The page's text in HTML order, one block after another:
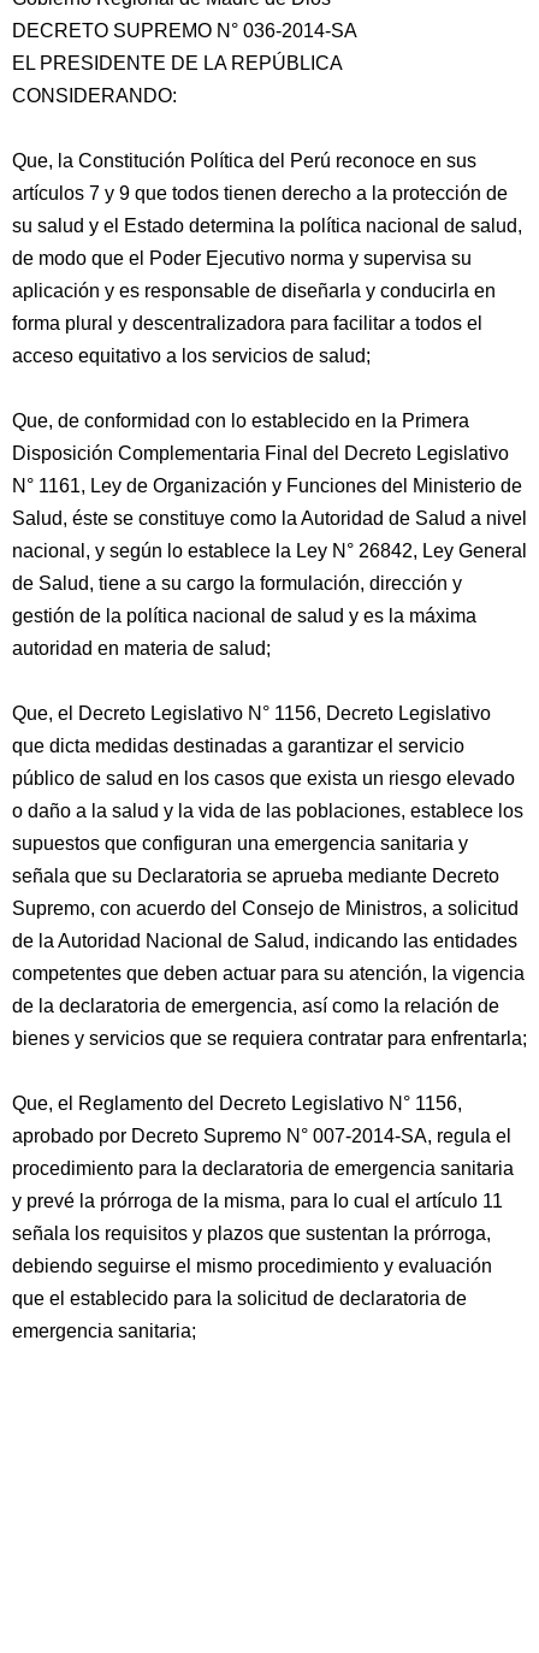
DECRETO SUPREMO N° 036-2014-SA
EL PRESIDENTE DE LA REPÚBLICA
CONSIDERANDO:
Que, la Constitución Política del Perú reconoce en sus
artículos 7 y 9 que todos tienen derecho a la protección de
su salud y el Estado determina la política nacional de salud,
de modo que el Poder Ejecutivo norma y supervisa su
aplicación y es responsable de diseñarla y conducirla en
forma plural y descentralizadora para facilitar a todos el
acceso equitativo a los servicios de salud;
Que, de conformidad con lo establecido en la Primera
Disposición Complementaria Final del Decreto Legislativo
N° 1161, Ley de Organización y Funciones del Ministerio de
Salud, éste se constituye como la Autoridad de Salud a nivel
nacional, y según lo establece la Ley N° 26842, Ley General
de Salud, tiene a su cargo la formulación, dirección y
gestión de la política nacional de salud y es la máxima
autoridad en materia de salud;
Que, el Decreto Legislativo N° 1156, Decreto Legislativo
que dicta medidas destinadas a garantizar el servicio
público de salud en los casos que exista un riesgo elevado
o daño a la salud y la vida de las poblaciones, establece los
supuestos que configuran una emergencia sanitaria y
señala que su Declaratoria se aprueba mediante Decreto
Supremo, con acuerdo del Consejo de Ministros, a solicitud
de la Autoridad Nacional de Salud, indicando las entidades
competentes que deben actuar para su atención, la vigencia
de la declaratoria de emergencia, así como la relación de
bienes y servicios que se requiera contratar para enfrentarla;
Que, el Reglamento del Decreto Legislativo N° 1156,
aprobado por Decreto Supremo N° 007-2014-SA, regula el
procedimiento para la declaratoria de emergencia sanitaria
y prevé la prórroga de la misma, para lo cual el artículo 11
señala los requisitos y plazos que sustentan la prórroga,
debiendo seguirse el mismo procedimiento y evaluación
que el establecido para la solicitud de declaratoria de
emergencia sanitaria;